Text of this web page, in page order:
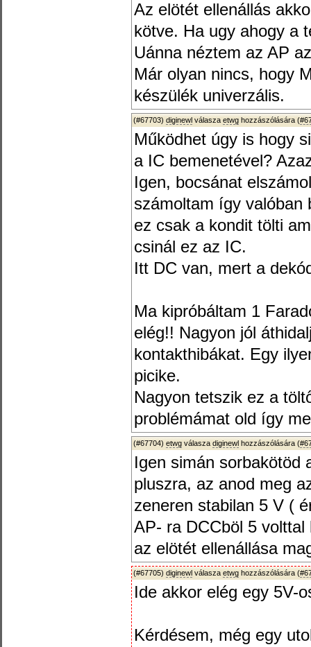
Az elötét ellenállás
kötve. Ha ugy ahogy a
Uánna néztem az AP
Már olyan nincs, hogy
készülék univerzális.
(#67703) diginewl válasza etwg hozzászólására (
Működhet úgy is hogy
a IC bemenetével?
Igen, bocsánat
számoltam így valóban
ez csak a kondit tölti
csinál ez az IC.
Itt DC van, mert a
Ma kipróbáltam 1
elég!! Nagyon jól
kontakthibákat. Egy
picike.
Nagyon tetszik ez a
problémámat old így
(#67704) etwg válasza diginewl hozzászólására (
Igen simán sorbakötöd
pluszra, az anod meg
zeneren stabilan 5 V (
AP- ra DCCböl 5
az elötét ellenállása
(#67705) diginewl válasza etwg hozzászólására (
Ide akkor elég egy 5V-
Kérdésem, még egy